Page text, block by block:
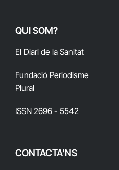
QUI SOM?
El Diari de la Sanitat
Fundació Periodisme
Plural
ISSN 2696 - 5542
CONTACTA'NS